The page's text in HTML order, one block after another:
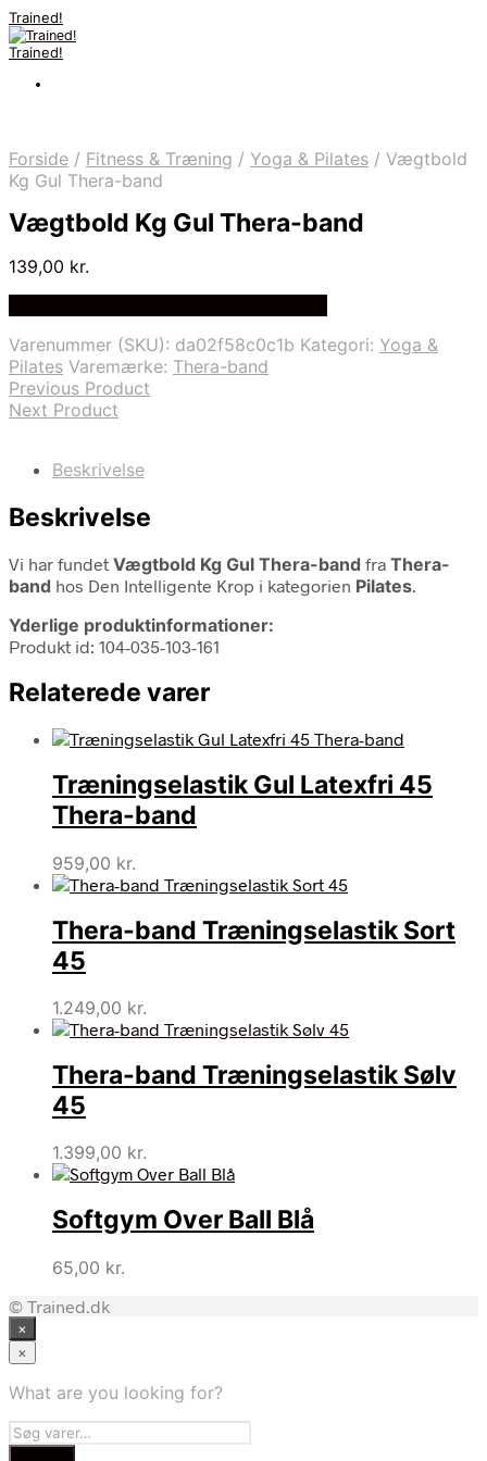
Trained!
Trained!
Forside / Fitness & Træning / Yoga & Pilates / Vægtbold
Kg Gul Thera-band
Vægtbold Kg Gul Thera-band
139,00 kr.
Varenummer (SKU): da02f58c0c1b Kategori: Yoga &
Pilates Varemærke: Thera-band
Previous Product
Next Product
Beskrivelse
Beskrivelse
Vi har fundet Vægtbold Kg Gul Thera-band fra Thera-
band hos Den Intelligente Krop i kategorien Pilates.
Yderlige produktinformationer:
Produkt id: 104-035-103-161
Relaterede varer
Træningselastik Gul Latexfri 45
Thera-band
959,00 kr.
Thera-band Træningselastik Sort
45
1.249,00 kr.
Thera-band Træningselastik Sølv
45
1.399,00 kr.
Softgym Over Ball Blå
65,00 kr.
© Trained.dk
×
×
What are you looking for?